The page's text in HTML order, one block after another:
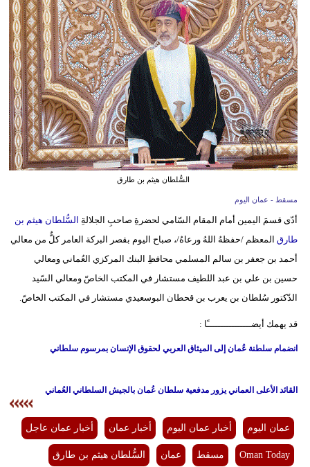
سياحة
وسفر
ديكور
أخبار
إعلام
تعليم
علوم
وتكنولوجيا
مدوَّنات
سيارات
السُّلطان هيثم بن طارق
مسقط - عمان اليوم
أدّى قسمَ اليمين أمام المقام السّامي لحضرةِ صاحبِ الجلالةِ السُّلطان هيثم بن
طارق المعظم /حفظهُ اللهُ ورعاهُ/، صباح اليوم بقصر البركة العامر كلٌّ من معالي
أحمد بن جعفر بن سالم المسلمي محافظِ البنك المركزي العُماني ومعالي
حسين بن علي بن عبد اللطيف مستشار في المكتب الخاصّ ومعالي السّيد
الدّكتور سُلطان بن يعرب بن قحطان البوسعيدي مستشار في المكتب الخاصّ.
قد يهمك أيضــــــــــــــــًا :
انضمام سلطنة عُمان إلى الميثاق العربي لحقوق الإنسان بمرسوم سلطاني
القائد الأعلى العماني يزور مدفعية سلطان عُمان بالجيش السلطاني العُماني
عمان اليوم أخبار عمان اليوم أخبار عمان أخبار عمان عاجل
Oman Today مسقط عمان السُّلطان هيثم بن طارق